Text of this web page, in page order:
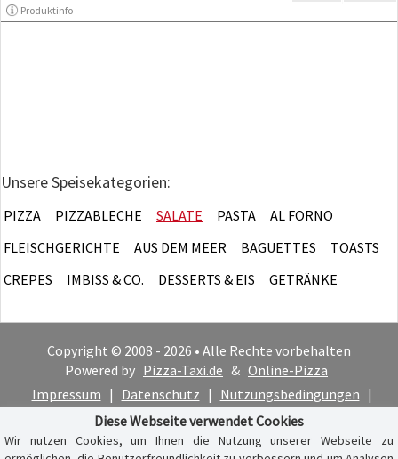
Produktinfo
Unsere Speisekategorien:
PIZZA PIZZABLECHE SALATE PASTA
AL FORNO
FLEISCHGERICHTE
AUS DEM MEER BAGUETTES
TOASTS
CREPES
IMBISS & CO. DESSERTS & EIS GETRÄNKE
Copyright © 2008 - 2026 • Alle Rechte vorbehalten
Powered by Pizza-Taxi.de & Online-Pizza
Impressum | Datenschutz | Nutzungsbedingungen |
Cookie-Hinweis
Diese Webseite verwendet Cookies
Wir nutzen Cookies, um Ihnen die Nutzung unserer Webseite zu